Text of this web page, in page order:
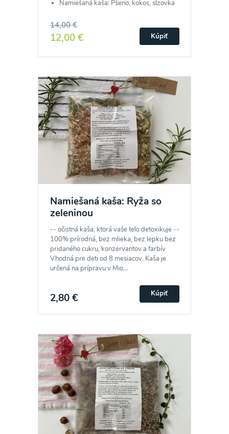
Namiešaná kaša: Pšeno, kokos, slzovka
14,00 €
12,00 € Kúpiť
Namiešaná kaša: Ryža so
zeleninou
-- očistná kaša, ktorá vaše telo detoxikuje --
100% prírodná, bez mlieka, bez lepku bez
pridaného cukru, konzervantov a farbív
Vhodná pre deti od 8 mesiacov. Kaša je
určená na prípravu v Mio...
2,80 € Kúpiť